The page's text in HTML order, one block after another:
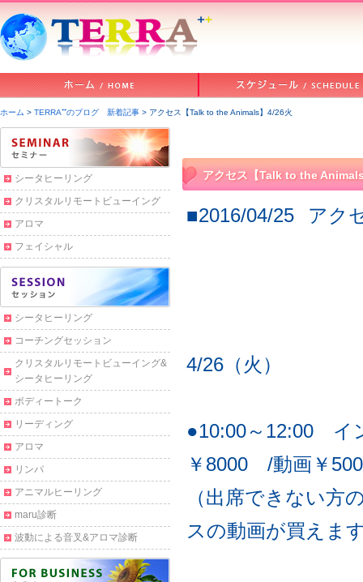
ホーム > TERRA⁺⁺のブログ 新着記事 > アクセス【Talk to the Animals】4/26火
アクセス【Talk to the
■2016/04/25 アク
4/26（火）
●10:00～12:00 イ
￥8000 /動画￥
（出席できない方
スの動画が買えま
シータヒーリング
クリスタルリモートビューイング
アロマ
フェイシャル
シータヒーリング
コーチングセッション
クリスタルリモートビューイング&
シータヒーリング
ボディートーク
リーディング
アロマ
リンパ
アニマルヒーリング
maru診断
波動による音叉&アロマ診断